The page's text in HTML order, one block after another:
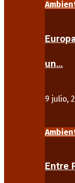
un…
9 julio,
Entre